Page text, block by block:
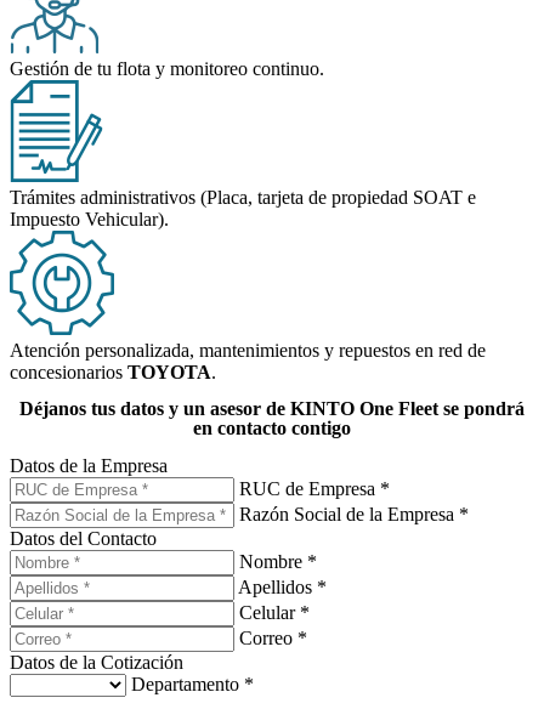
Gestión de tu flota y monitoreo continuo.
Trámites administrativos (Placa, tarjeta de propiedad SOAT e
Impuesto Vehicular).
Atención personalizada, mantenimientos y repuestos en red de
concesionarios TOYOTA.
Déjanos tus datos y un asesor de KINTO One Fleet se pondrá
en contacto contigo
Datos de la Empresa
RUC de Empresa *
Razón Social de la Empresa *
Datos del Contacto
Nombre *
Apellidos *
Celular *
Correo *
Datos de la Cotización
Departamento *